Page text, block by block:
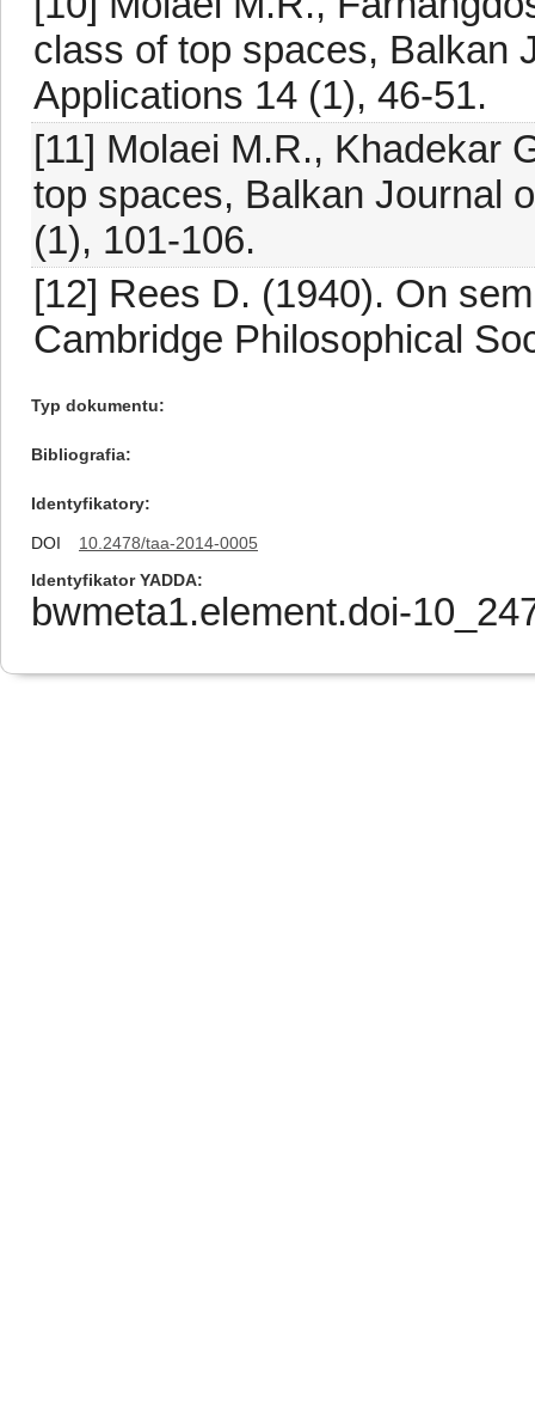
class of top spaces, Balkan
Applications 14 (1), 46-51.
[11] Molaei M.R., Khadekar
top spaces, Balkan Journal
(1), 101-106.
[12] Rees D. (1940). On
Cambridge Philosophical
Typ dokumentu
Bibliografia
Identyfikatory
DOI
10.2478/taa-2014-0005
Identyfikator YADDA
bwmeta1.element.doi-